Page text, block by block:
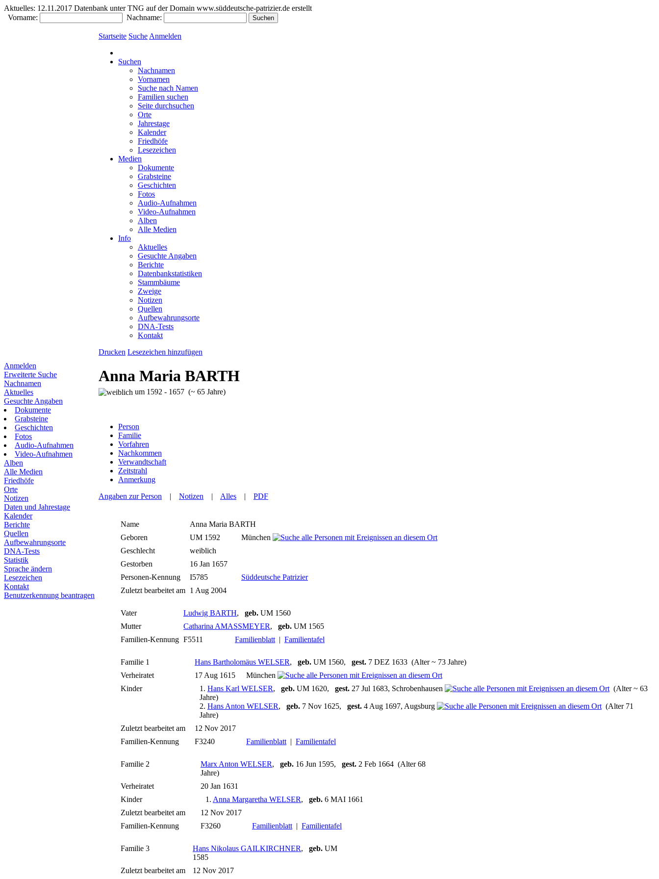
Aktuelles: 12.11.2017 Datenbank unter TNG auf der Domain www.süddeutsche-patrizier.de erstellt
Vorname:
Nachname:
Anmelden
Erweiterte Suche
Nachnamen
Aktuelles
Gesuchte Angaben
Dokumente
Grabsteine
Geschichten
Fotos
Audio-Aufnahmen
Video-Aufnahmen
Alben
Alle Medien
Friedhöfe
Orte
Notizen
Daten und Jahrestage
Kalender
Berichte
Quellen
Aufbewahrungsorte
DNA-Tests
Statistik
Sprache ändern
Lesezeichen
Kontakt
Benutzerkennung beantragen
Startseite Suche Anmelden
Suchen
Nachnamen
Vornamen
Suche nach Namen
Familien suchen
Seite durchsuchen
Orte
Jahrestage
Kalender
Friedhöfe
Lesezeichen
Medien
Dokumente
Grabsteine
Geschichten
Fotos
Audio-Aufnahmen
Video-Aufnahmen
Alben
Alle Medien
Info
Aktuelles
Gesuchte Angaben
Berichte
Datenbankstatistiken
Stammbäume
Zweige
Notizen
Quellen
Aufbewahrungsorte
DNA-Tests
Kontakt
Drucken Lesezeichen hinzufügen
Anna Maria BARTH
um 1592 - 1657 (~ 65 Jahre)
Person
Familie
Vorfahren
Nachkommen
Verwandtschaft
Zeitstrahl
Anmerkung
Angaben zur Person | Notizen | Alles | PDF
Name Anna Maria BARTH
Geboren
UM 1592
München
Geschlecht
weiblich
Gestorben
16 Jan 1657
Personen-Kennung
I5785
Süddeutsche Patrizier
Zuletzt bearbeitet am 1 Aug 2004
Vater Ludwig BARTH, geb. UM 1560
Mutter
Catharina AMASSMEYER, geb. UM 1565
Familien-Kennung F5511 Familienblatt| Familientafel
Familie 1 Hans Bartholomäus WELSER, geb. UM 1560, gest. 7 DEZ 1633 (Alter ~ 73 Jahre)
Verheiratet
17 Aug 1615
München
Kinder
1. Hans Karl WELSER, geb. UM 1620, gest. 27 Jul 1683, Schrobenhausen
(Alter ~ 63
Jahre)
2. Hans Anton WELSER, geb. 7 Nov 1625, gest. 4 Aug 1697, Augsburg
(Alter 71
Jahre)
Zuletzt bearbeitet am
12 Nov 2017
Familien-Kennung
F3240 Familienblatt| Familientafel
Familie 2 Marx Anton WELSER, geb. 16 Jun 1595, gest. 2 Feb 1664 (Alter 68
Jahre)
Verheiratet
20 Jan 1631
Kinder
1. Anna Margaretha WELSER, geb. 6 MAI 1661
Zuletzt bearbeitet am
12 Nov 2017
Familien-Kennung
F3260 Familienblatt| Familientafel
Familie 3 Hans Nikolaus GAILKIRCHNER, geb. UM
1585
Zuletzt bearbeitet am
12 Nov 2017